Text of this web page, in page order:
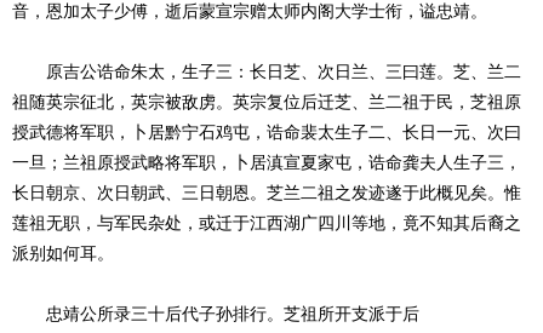
音，恩加太子少傅，逝后蒙宣宗赠太师内阁大学士衔，谥忠靖。
原吉公诰命朱太，生子三：长日芝、次日兰、三曰莲。芝、兰二
祖随英宗征北，英宗被敌虏。英宗复位后迁芝、兰二祖于民，芝祖原
授武德将军职，卜居黔宁石鸡屯，诰命裴太生子二、长日一元、次曰
一旦；兰祖原授武略将军职，卜居滇宣夏家屯，诰命龚夫人生子三，
长日朝京、次日朝武、三日朝恩。芝兰二祖之发迹遂于此概见矣。惟
莲祖无职，与军民杂处，或迁于江西湖广四川等地，竟不知其后裔之
派别如何耳。
忠靖公所录三十后代子孙排行。芝祖所开支派于后